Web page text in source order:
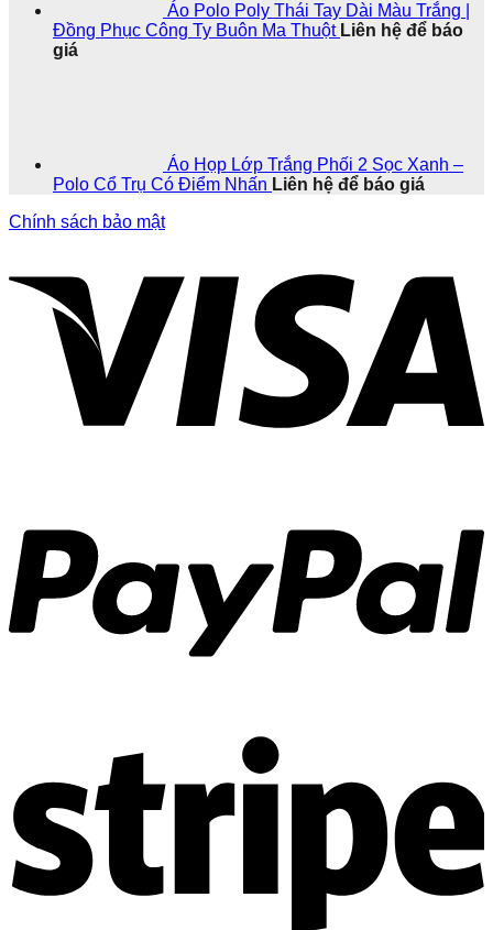
Áo Polo Poly Thái Tay Dài Màu Trắng |
Đồng Phục Công Ty Buôn Ma Thuột Liên hệ để báo
giá
Áo Họp Lớp Trắng Phối 2 Sọc Xanh –
Polo Cổ Trụ Có Điểm Nhấn Liên hệ để báo giá
Chính sách bảo mật